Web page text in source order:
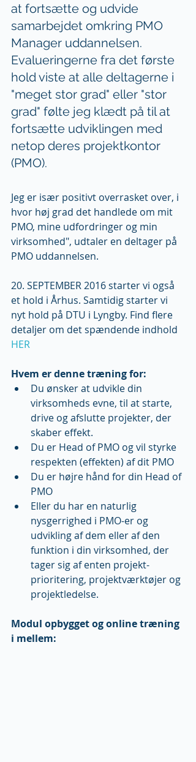
at fortsætte og udvide
samarbejdet omkring PMO
Manager uddannelsen.
Evalueringerne fra det første
hold viste at alle deltagerne i
"meget stor grad" eller "stor
grad" følte jeg klædt på til at
fortsætte udviklingen med
netop deres projektkontor
(PMO).
Jeg er især positivt overrasket over, i
hvor høj grad det handlede om mit
PMO, mine udfordringer og min
virksomhed", udtaler en deltager på
PMO uddannelsen.
20. SEPTEMBER 2016 starter vi også
et hold i Århus. Samtidig starter vi
nyt hold på DTU i Lyngby. Find flere
detaljer om det spændende indhold
HER
Hvem er denne træning for:
Du ønsker at udvikle din
virksomheds evne, til at starte,
drive og afslutte projekter, der
skaber effekt.
Du er Head of PMO og vil styrke
respekten (effekten) af dit PMO
Du er højre hånd for din Head of
PMO
Eller du har en naturlig
nysgerrighed i PMO-er og
udvikling af dem eller af den
funktion i din virksomhed, der
tager sig af enten projekt-
prioritering, projektværktøjer og
projektledelse.
Modul opbygget og online træning
i mellem: